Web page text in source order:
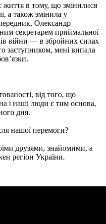
в тому, що змінилися
а також змінила у
Олександр
секретарем приймальної
війни — в збройних силах
заступником, мені випала
від того, що
і наші люди є тим основа,
дня.
нашої перемоги?
друзями, знайомими, а
регіон України.